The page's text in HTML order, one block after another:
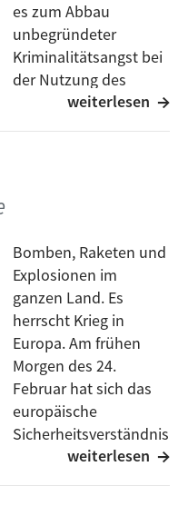
es zum Abbau
unbegründeter
Kriminalitätsangst bei
der Nutzung des
Internets beitragen.
informiert über
Betrugsmaschen,
beim Internet-
und bei der
Abgerundet wird es
sowie
weiterlesen
Bomben, Raketen und
Explosionen im
ganzen Land. Es
herrscht Krieg in
Europa. Am frühen
Morgen des 24.
Februar hat sich das
europäische
Sicherheitsverständnis
grundlegendweiterlesen